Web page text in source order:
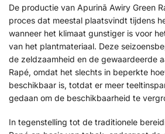
De productie van Apurinã Awiry Green
proces dat meestal plaatsvindt tijdens
wanneer het klimaat gunstiger is voor
van het plantmateriaal. Deze
de zeldzaamheid en de gewaardeerde
Rapé, omdat het slechts in beperkte
beschikbaar is, totdat er meer
gedaan om de beschikbaarheid te
In tegenstelling tot de traditionele